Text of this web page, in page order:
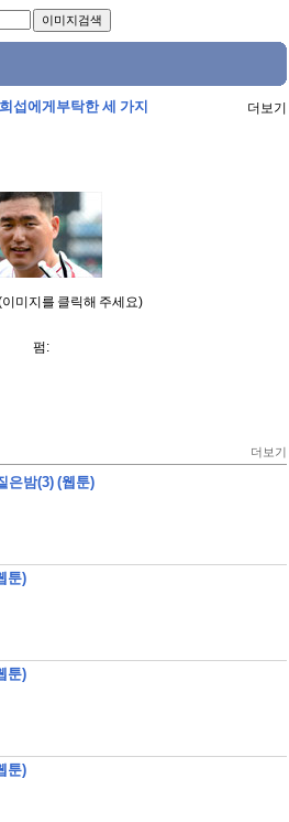
섭에게부탁한 세 가지 더보기
미지를 클릭해 주세요)
펌:
더보기
은밤(3) (웹툰)
툰)
툰)
툰)